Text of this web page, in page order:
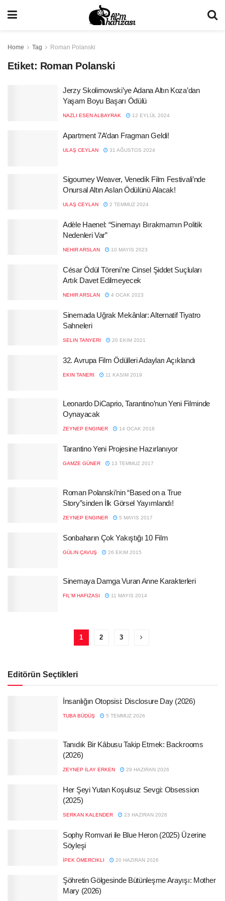
Home Tag Roman Polanski
Etiket: Roman Polanski
Jerzy Skolimowski’ye Adana Altın Koza’dan
Yaşam Boyu Başarı Ödülü
NAZLI ESEN ALBAYRAK 12 EYLÜL 2024
Apartment 7A’dan Fragman Geldi!
ULAŞ CEYLAN 31 AĞUSTOS 2024
Sigourney Weaver, Venedik Film Festivali’nde
Onursal Altın Aslan Ödülünü Alacak!
ULAŞ CEYLAN 2 TEMMUZ 2024
Adèle Haenel: “Sinemayı Bırakmamın Politik
Nedenleri Var”
NEHIR ARSLAN 10 MAYIS 2023
César Ödül Töreni’ne Cinsel Şiddet Suçluları
Artık Davet Edilmeyecek
NEHIR ARSLAN 4 OCAK 2023
Sinemada Uğrak Mekânlar: Alternatif Tiyatro
Sahneleri
SELIN TANYERI 20 EKIM 2021
32. Avrupa Film Ödülleri Adayları Açıklandı
EKIN TANERI 11 KASIM 2019
Leonardo DiCaprio, Tarantino’nun Yeni Filminde
Oynayacak
ZEYNEP ENGINER 14 OCAK 2018
Tarantino Yeni Projesine Hazırlanıyor
GAMZE GÜNER 13 TEMMUZ 2017
Roman Polanski’nin “Based on a True
Story”sinden İlk Görsel Yayımlandı!
ZEYNEP ENGINER 5 MAYIS 2017
Sonbaharın Çok Yakıştığı 10 Film
GÜLIN ÇAVUŞ 26 EKIM 2015
Sinemaya Damga Vuran Anne Karakterleri
FIL'M HAFIZASI 11 MAYIS 2014
1 2 3
Editörün Seçtikleri
İnsanlığın Otopsisi: Disclosure Day (2026)
TUBA BÜDÜŞ 5 TEMMUZ 2026
Tanıdık Bir Kâbusu Takip Etmek: Backrooms
(2026)
ZEYNEP İLAY ERKEN 29 HAZIRAN 2026
Her Şeyi Yutan Koşulsuz Sevgi: Obsession
(2025)
SERKAN KALENDER 23 HAZIRAN 2026
Sophy Romvari ile Blue Heron (2025) Üzerine
Söyleşi
İPEK ÖMERCIKLI 20 HAZIRAN 2026
Şöhretin Gölgesinde Bütünleşme Arayışı: Mother
Mary (2026)